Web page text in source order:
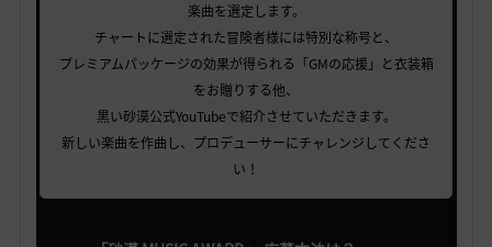
楽曲を選定します。
チャートに選定された冒険者様には特別な称号と、
プレミアムパッケージの効果が得られる「GMの応援」と衣装箱
をお贈りする他、
黒い砂漠公式YouTubeで紹介させていただきます。
新しい楽曲を作曲し、プロデューサーにチャレンジしてくださ
い！